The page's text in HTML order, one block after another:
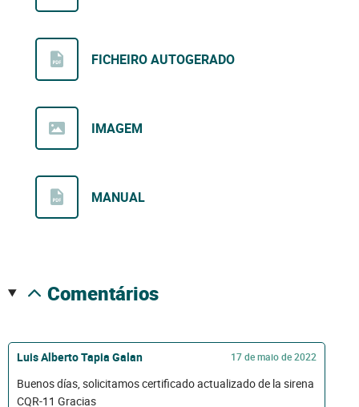
FICHEIRO AUTOGERADO
IMAGEM
MANUAL
comentários
Luis Alberto Tapia Galan 17 de maio de 2022
Buenos días, solicitamos certificado actualizado de la sirena
CQR-11 Gracias